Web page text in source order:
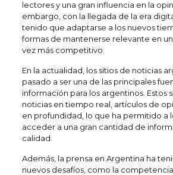
lectores y una gran influencia en la
embargo, con la llegada de la era
tenido que adaptarse a los nuevos
formas de mantenerse relevante en
vez más competitivo.
En la actualidad, los sitios de noticias
pasado a ser una de las principales
información para los argentinos. Estos
noticias en tiempo real, artículos de
en profundidad, lo que ha permitido a
acceder a una gran cantidad de
calidad.
Además, la prensa en Argentina ha
nuevos desafíos, como la